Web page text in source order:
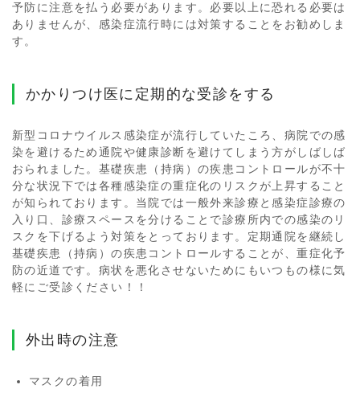
予防に注意を払う必要があります。必要以上に恐れる必要は
ありませんが、感染症流行時には対策することをお勧めしま
す。
かかりつけ医に定期的な受診をする
新型コロナウイルス感染症が流行していたころ、病院での感
染を避けるため通院や健康診断を避けてしまう方がしばしば
おられました。基礎疾患（持病）の疾患コントロールが不十
分な状況下では各種感染症の重症化のリスクが上昇すること
が知られております。当院では一般外来診療と感染症診療の
入り口、診療スペースを分けることで診療所内での感染のリ
スクを下げるよう対策をとっております。定期通院を継続し
基礎疾患（持病）の疾患コントロールすることが、重症化予
防の近道です。病状を悪化させないためにもいつもの様に気
軽にご受診ください！！
外出時の注意
マスクの着用